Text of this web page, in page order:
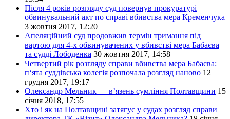
Після 4 років розгляду суд повернув прокуратурі
обвинувальний акт по справі вбивства мера Кременчука
3 жовтня 2017, 12:20
Апеляційний суд продовжив термін тримання під
вартою для 4-х обвинувачених у вбивстві мера Бабаєва
та судді Лободенка 30 жовтня 2017, 14:58
Четвертий рік розгляду справи вбивства мера Бабаєва:
п‘ята суддівська колегія розпочала розгляд наново 12
грудня 2017, 19:17
Олександр Мельник — в’язень сумління Полтавщини 15
січня 2018, 17:55
Хто і як на Полтавщині затягує у судах розгляд справи